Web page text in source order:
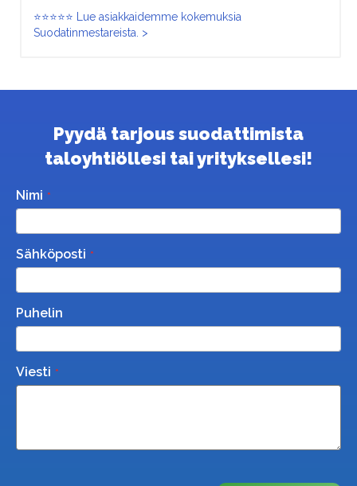
⭐⭐⭐⭐⭐ Lue asiakkaidemme kokemuksia
Suodatinmestareista. >
Pyydä tarjous suodattimista
taloyhtiöllesi tai yrityksellesi!
Nimi
Sähköposti
Puhelin
Viesti